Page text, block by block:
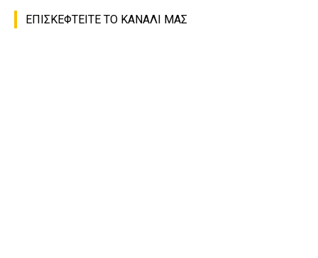
ΕΠΙΣΚΕΦΤΕΙΤΕ ΤΟ ΚΑΝΑΛΙ ΜΑΣ